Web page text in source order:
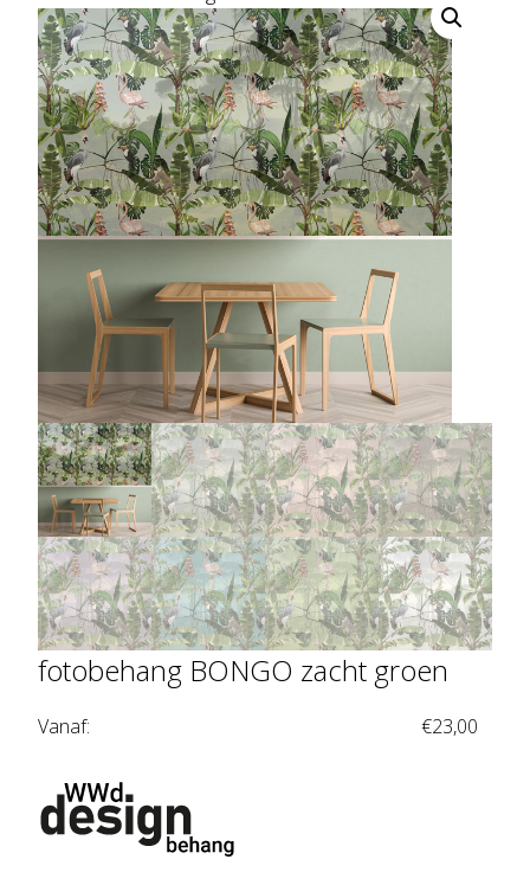
fotobehang BONGO zacht groen
Vanaf: €23,00